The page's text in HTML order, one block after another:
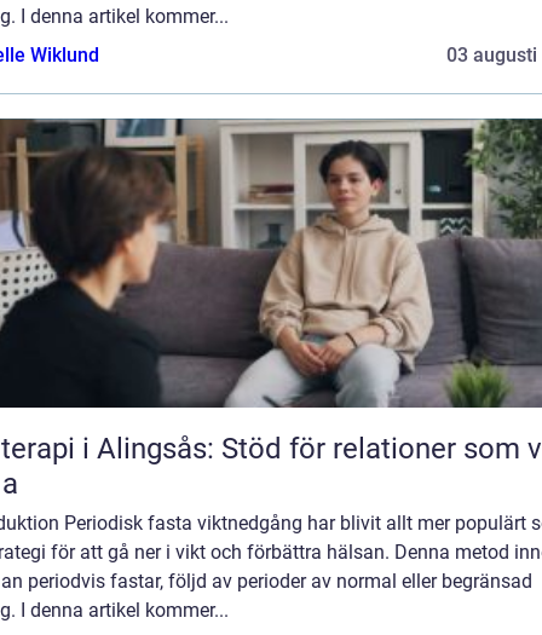
I denna artikel kommer...
Wiklund
03 augusti
i Alingsås: Stöd för relationer som
Periodisk fasta viktnedgång har blivit allt mer populärt
för att gå ner i vikt och förbättra hälsan. Denna metod
periodvis fastar, följd av perioder av normal eller begränsad
I denna artikel kommer...